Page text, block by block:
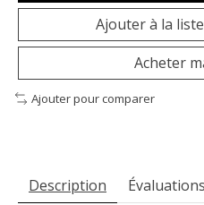
Ajouter à la
Acheter
Ajouter pour comparer
Description